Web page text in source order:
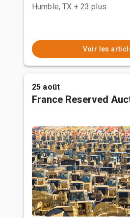
Humble, TX + 23 plus
Voir les
25 août
France Reserved